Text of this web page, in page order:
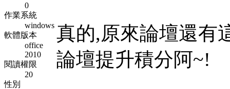
0
作業系統
windows
軟體版本
office
2010
閱讀權限
20
性別
真的,原來論壇還有
論壇提升積分阿~!